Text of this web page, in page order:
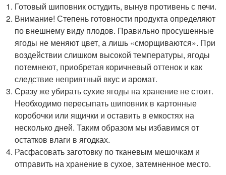
Готовый шиповник остудить, вынув противень с печи.
Внимание! Степень готовности продукта определяют
по внешнему виду плодов. Правильно просушенные
ягоды не меняют цвет, а лишь «сморщиваются». При
воздействии слишком высокой температуры, ягоды
потемнеют, приобретая коричневый оттенок и как
следствие неприятный вкус и аромат.
Сразу же убирать сухие ягоды на хранение не стоит.
Необходимо пересыпать шиповник в картонные
коробочки или ящички и оставить в емкостях на
несколько дней. Таким образом мы избавимся от
остатков влаги в ягодках.
Расфасовать заготовку по тканевым мешочкам и
отправить на хранение в сухое, затемненное место.